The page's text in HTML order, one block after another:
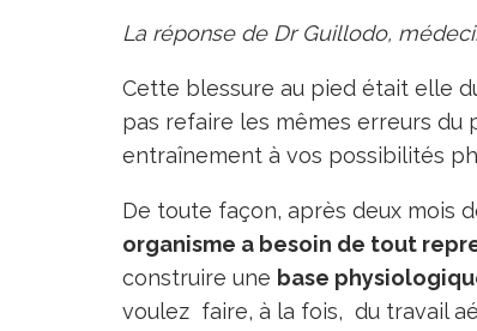
La réponse de Dr Guillodo,
Cette blessure au pied était elle
pas refaire les mêmes erreurs
entraînement à vos possibilités
De toute façon, après deux mois
organisme a besoin de tout
construire une base
voulez faire, à la fois, du travail